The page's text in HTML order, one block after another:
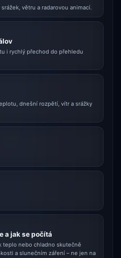
větru a radarovou animací.
i rychlý přechod do přehledu
dnešní rozpětí, vítr a srážky
a jak se počítá
teplo nebo chladno skutečně
a slunečním záření – ne jen na